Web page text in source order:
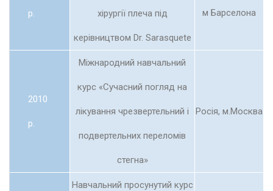
р. хірургії плеча під
керівництвом Dr. Sarasquete
м Барселона
2010
р.
Міжнародний навчальний
курс «Сучасний погляд на
лікування чрезвертельний і
подвертельних переломів
стегна»
Росія, м.Москва
Навчальний просунутий курс